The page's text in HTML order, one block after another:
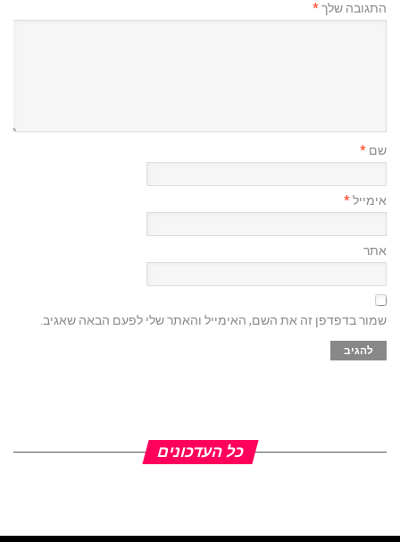
התגובה שלך*
שם *
אימייל*
אתר
שמור בדפדפן זה את השם, האימייל והאתר שלי לפעם הבאה שאגיב.
כל העדכונים